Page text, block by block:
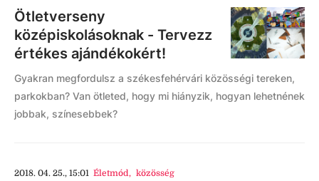
Ötletverseny
középiskolásoknak - Tervezz
értékes ajándékokért!
Gyakran megfordulsz a székesfehérvári közösségi tereken,
parkokban? Van ötleted, hogy mi hiányzik, hogyan lehetnének
jobbak, színesebbek?
2018. 04. 25., 15:01 Életmód, közösség